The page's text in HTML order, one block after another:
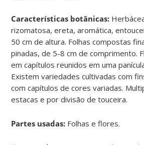
Características botânicas:
rizomatosa, ereta, aromática,
50 cm de altura. Folhas compostas
pinadas, de 5-8 cm de comprimento.
em capítulos reunidos em uma
Existem variedades cultivadas com
com capítulos de cores variadas.
estacas e por divisão de touceira.
Partes usadas: Folhas e flores.